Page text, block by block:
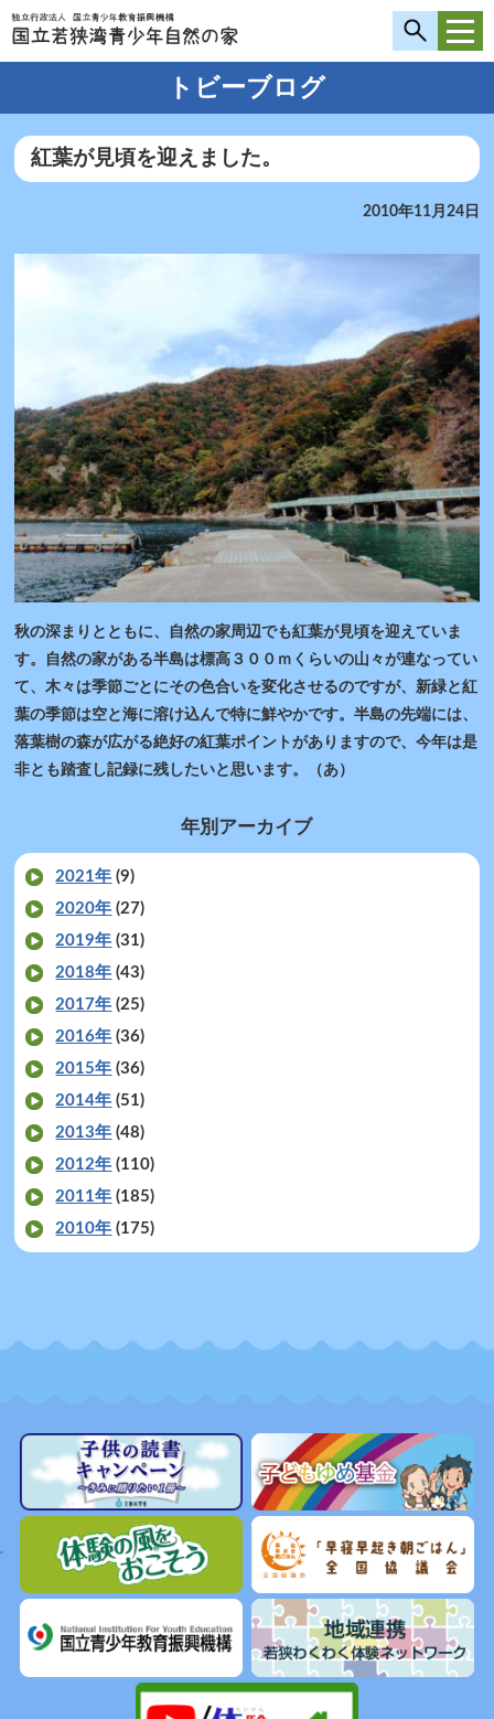
トビーブログ
紅葉が見頃を迎えました。
2010年11月24日
秋の深まりとともに、自然の家周辺でも紅葉が見頃を迎えていま
す。自然の家がある半島は標高３００ｍくらいの山々が連なってい
て、木々は季節ごとにその色合いを変化させるのですが、新緑と紅
葉の季節は空と海に溶け込んで特に鮮やかです。半島の先端には、
落葉樹の森が広がる絶好の紅葉ポイントがありますので、今年は是
非とも踏査し記録に残したいと思います。（あ）
年別アーカイブ
2021年 (9)
2020年 (27)
2019年 (31)
2018年 (43)
2017年 (25)
2016年 (36)
2015年 (36)
2014年 (51)
2013年 (48)
2012年 (110)
2011年 (185)
2010年 (175)